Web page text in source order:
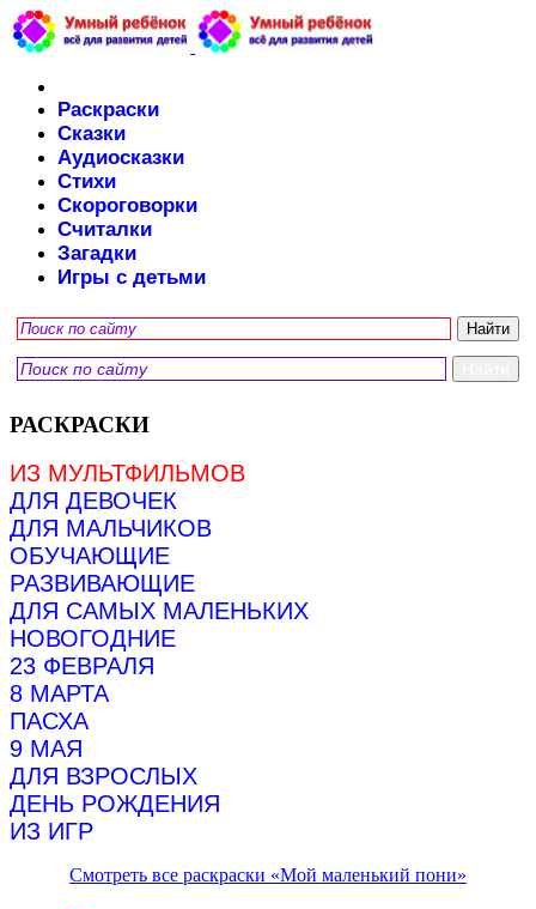
Раскраски
Сказки
Аудиосказки
Стихи
Скороговорки
Считалки
Загадки
Игры с детьми
РАСКРАСКИ
ИЗ МУЛЬТФИЛЬМОВ
ДЛЯ ДЕВОЧЕК
ДЛЯ МАЛЬЧИКОВ
ОБУЧАЮЩИЕ
РАЗВИВАЮЩИЕ
ДЛЯ САМЫХ МАЛЕНЬКИХ
НОВОГОДНИЕ
23 ФЕВРАЛЯ
8 МАРТА
ПАСХА
9 МАЯ
ДЛЯ ВЗРОСЛЫХ
ДЕНЬ РОЖДЕНИЯ
ИЗ ИГР
Смотреть все раскраски «Мой маленький пони»